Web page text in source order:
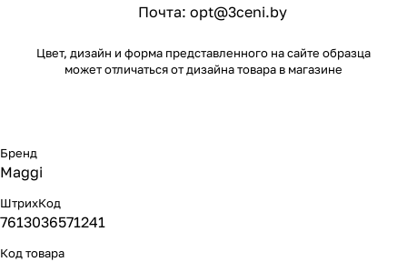
Почта: opt@3ceni.by
Цвет, дизайн и форма представленного на сайте образца
может отличаться от дизайна товара в магазине
Бренд
Maggi
ШтрихКод
7613036571241
Код товара